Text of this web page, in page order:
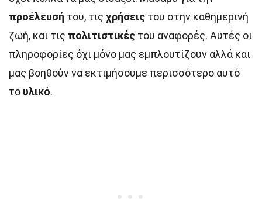
προέλευσή του, τις χρήσεις του στην καθημερινή
ζωή, και τις πολιτιστικές του αναφορές. Αυτές οι
πληροφορίες όχι μόνο μας εμπλουτίζουν αλλά και
μας βοηθούν να εκτιμήσουμε περισσότερο αυτό
το υλικό.